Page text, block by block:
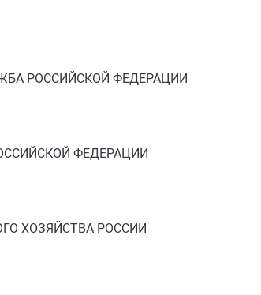
РОССИЙСКОЙ ФЕДЕРАЦИИ
ФЕДЕРАЦИИ
ХОЗЯЙСТВА РОССИИ